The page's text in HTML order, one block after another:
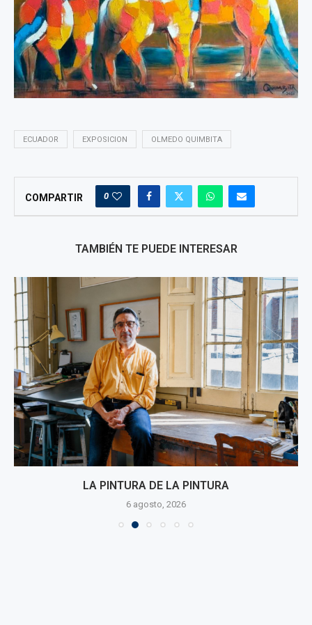
ECUADOR EXPOSICION OLMEDO QUIMBITA
COMPARTIR 0
TAMBIÉN TE PUEDE INTERESAR
LA PINTURA DE LA PINTURA
6 agosto, 2026